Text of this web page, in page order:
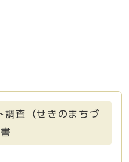
査（せきのまちづ